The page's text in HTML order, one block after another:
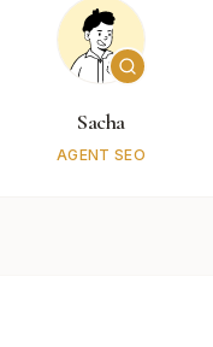
Sacha
AGENT SEO